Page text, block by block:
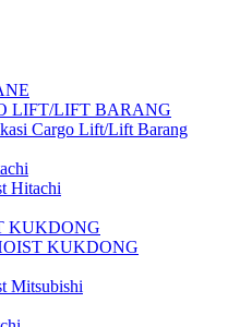
LIFT/LIFT BARANG
Cargo Lift/Lift Barang
Hitachi
KUKDONG
KUKDONG
Mitsubishi